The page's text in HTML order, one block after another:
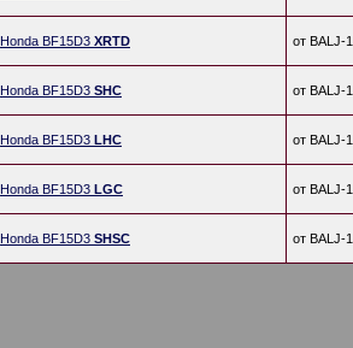
Honda BF15D3 XRTD от BALJ-
Honda BF15D3 SHC от BALJ-
Honda BF15D3 LHC от BALJ-
Honda BF15D3 LGC от BALJ-
Honda BF15D3 SHSC от BALJ-